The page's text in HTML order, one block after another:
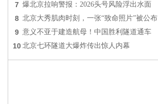
7 爆北京拉响警报：2026头号风险浮出水面
8 北京大秀肌肉时刻，一张“致命照片”被公布
9 意义不亚于建造航母！中国胜利隧道通车
10 北京七环隧道大爆炸传出惊人内幕